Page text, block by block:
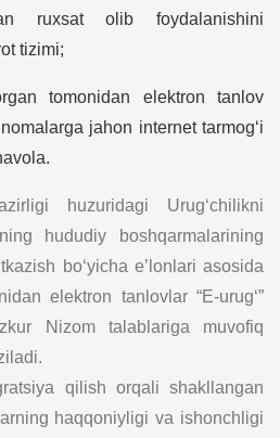
ruxsat olib foydalanishini
tizimi;
tomonidan elektron tanlov
jahon internet tarmog‘i
huzuridagi Urug‘chilikni
hududiy boshqarmalarining
bo‘yicha e’lonlari asosida
elektron tanlovlar “E-urug‘”
Nizom talablariga muvofiq
qilish orqali shakllangan
haqqoniyligi va ishonchligi